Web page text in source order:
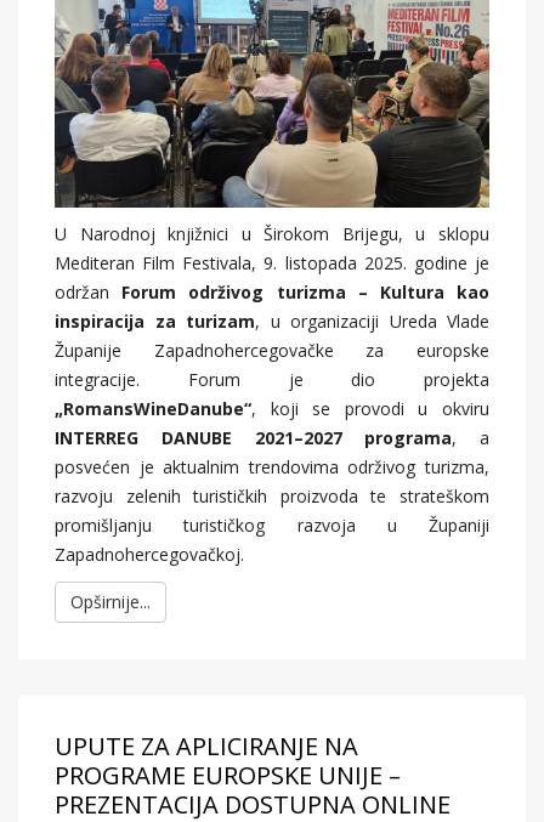
U Narodnoj knjižnici u Širokom Brijegu, u sklopu
Mediteran Film Festivala, 9. listopada 2025. godine je
održan Forum održivog turizma – Kultura kao
inspiracija za turizam, u organizaciji Ureda Vlade
Županije Zapadnohercegovačke za europske
integracije. Forum je dio projekta
„RomansWineDanube“, koji se provodi u okviru
INTERREG DANUBE 2021–2027 programa, a
posvećen je aktualnim trendovima održivog turizma,
razvoju zelenih turističkih proizvoda te strateškom
promišljanju turističkog razvoja u Županiji
Zapadnohercegovačkoj.
Opširnije...
UPUTE ZA APLICIRANJE NA
PROGRAME EUROPSKE UNIJE –
PREZENTACIJA DOSTUPNA ONLINE